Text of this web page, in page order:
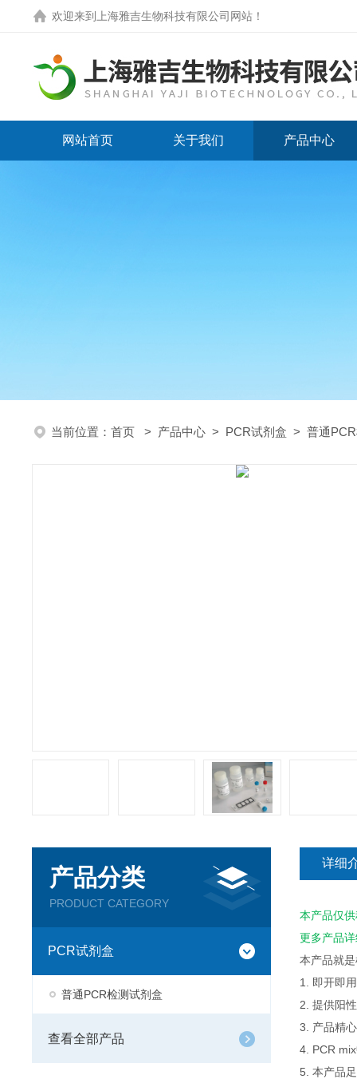
欢迎来到 上海雅吉生物科技有限公司网站 ！
网站首页 关于我们 产品中心
当前位置： 首页 > 产品中心 > PCR试剂盒 > 普通
产品分类
PRODUCT CATEGORY
PCR试剂盒
普通PCR检测试剂盒
查看全部产品
详细
本产品仅
更多产品
本产品就
1. 即开即
2. 提供阳
3. 产品精
4. PCR
5. 本产品